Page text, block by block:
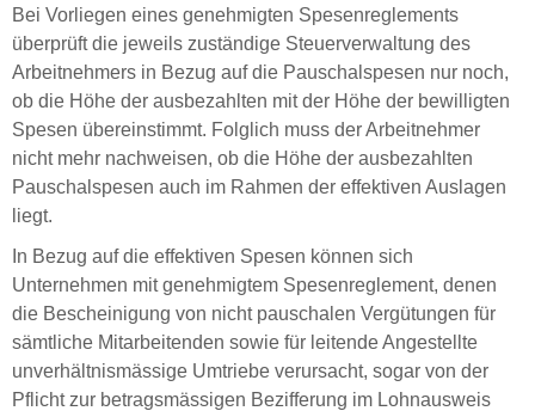
Bei Vorliegen eines genehmigten Spesenreglements
überprüft die jeweils zuständige Steuerverwaltung des
Arbeitnehmers in Bezug auf die Pauschalspesen nur noch,
ob die Höhe der ausbezahlten mit der Höhe der bewilligten
Spesen übereinstimmt. Folglich muss der Arbeitnehmer
nicht mehr nachweisen, ob die Höhe der ausbezahlten
Pauschalspesen auch im Rahmen der effektiven Auslagen
liegt.
In Bezug auf die effektiven Spesen können sich
Unternehmen mit genehmigtem Spesenreglement, denen
die Bescheinigung von nicht pauschalen Vergütungen für
sämtliche Mitarbeitenden sowie für leitende Angestellte
unverhältnismässige Umtriebe verursacht, sogar von der
Pflicht zur betragsmässigen Bezifferung im Lohnausweis